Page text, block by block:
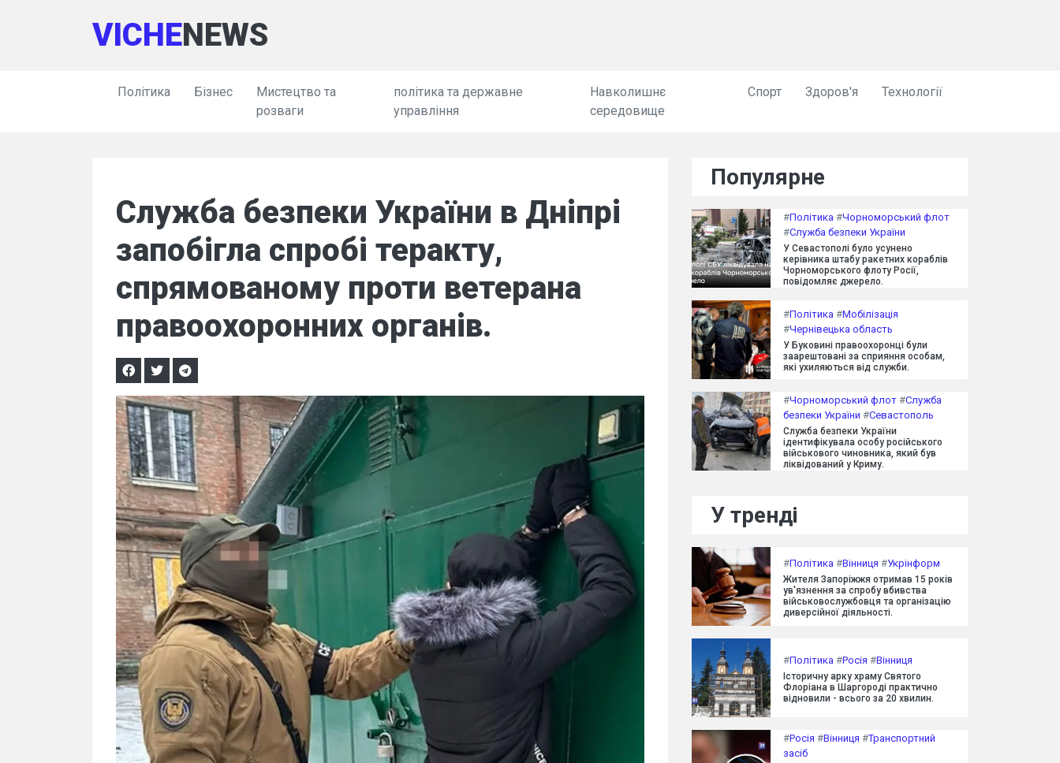
VICHENEWS
Політика Бізнес
Мистецтво та
розваги
політика та державне
управління
Навколишнє
середовище
Спорт Здоров'я Технології
Служба безпеки України в Дніпрі
запобігла спробі теракту,
спрямованому проти ветерана
правоохоронних органів.
Популярне
#Політика #Чорноморський флот
#Служба безпеки України
У Севастополі було усунено
керівника штабу ракетних кораблів
Чорноморського флоту Росії,
повідомляє джерело.
#Політика #Мобілізація
#Чернівецька область
У Буковині правоохоронці були
заарештовані за сприяння особам,
які ухиляються від служби.
#Чорноморський флот #Служба
безпеки України #Севастополь
Служба безпеки України
ідентифікувала особу російського
військового чиновника, який був
ліквідований у Криму.
У тренді
#Політика #Вінниця #Укрінформ
Жителя Запоріжжя отримав 15 років
ув'язнення за спробу вбивства
військовослужбовця та організацію
диверсійної діяльності.
#Політика #Росія #Вінниця
Історичну арку храму Святого
Флоріана в Шаргороді практично
відновили - всього за 20 хвилин.
#Росія #Вінниця #Транспортний
засіб